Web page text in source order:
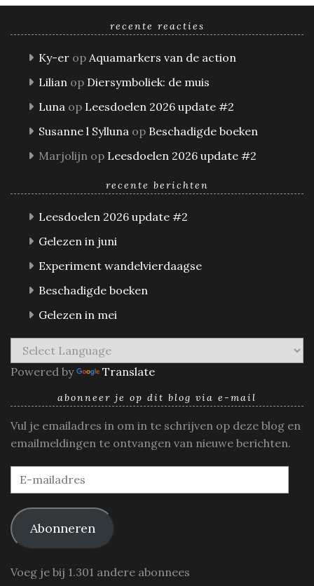
recente reacties
Ky-er op Aquamarkers van de action
Lilian op Diersymboliek: de muis
Luna op Leesdoelen 2026 update #2
Susanne l Sylluna op Beschadigde boeken
Marjolijn op Leesdoelen 2026 update #2
recente berichten
Leesdoelen 2026 update #2
Gelezen in juni
Experiment wandelvierdaagse
Beschadigde boeken
Gelezen in mei
Powered by Translate
abonneer je op dit blog via e-mail
Vul je emailadres in om in te schrijven op deze blog en
emailmeldingen te ontvangen van nieuwe berichten.
E-
mailadres
Abonneren
Voeg je bij 1.301 andere abonnees